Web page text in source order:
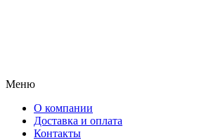
Меню
О компании
Доставка и оплата
Контакты